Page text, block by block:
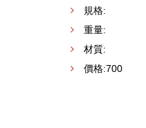
規格:
重量:
材質:
價格:700